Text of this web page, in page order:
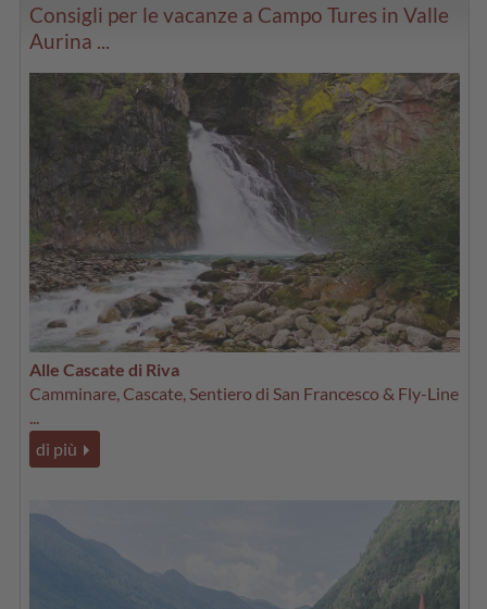
Consigli per le vacanze a Campo Tures in Valle
Aurina ...
Alle Cascate di Riva
Camminare, Cascate, Sentiero di San Francesco & Fly-Line
...
di più